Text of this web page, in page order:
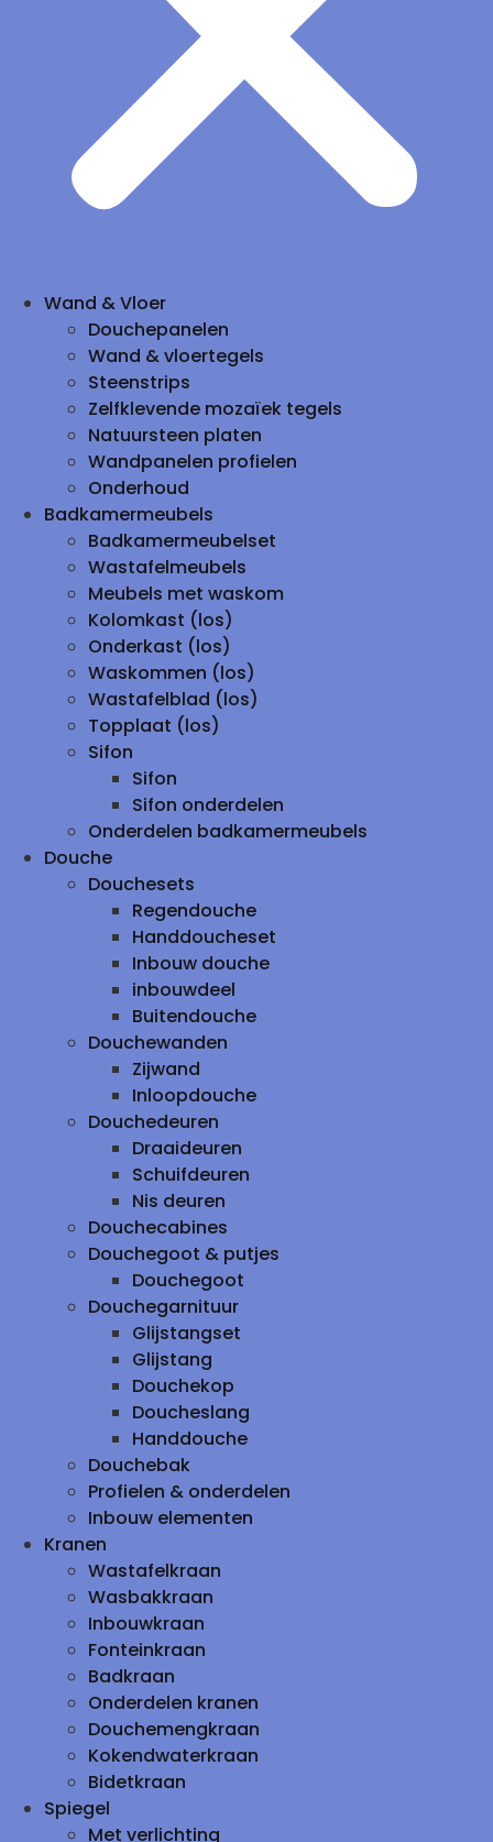
Wand & Vloer
Douchepanelen
Wand & vloertegels
Steenstrips
Zelfklevende mozaïek tegels
Natuursteen platen
Wandpanelen profielen
Onderhoud
Badkamermeubels
Badkamermeubelset
Wastafelmeubels
Meubels met waskom
Kolomkast (los)
Onderkast (los)
Waskommen (los)
Wastafelblad (los)
Topplaat (los)
Sifon
Sifon
Sifon onderdelen
Onderdelen badkamermeubels
Douche
Douchesets
Regendouche
Handdoucheset
Inbouw douche
inbouwdeel
Buitendouche
Douchewanden
Zijwand
Inloopdouche
Douchedeuren
Draaideuren
Schuifdeuren
Nis deuren
Douchecabines
Douchegoot & putjes
Douchegoot
Douchegarnituur
Glijstangset
Glijstang
Douchekop
Doucheslang
Handdouche
Douchebak
Profielen & onderdelen
Inbouw elementen
Kranen
Wastafelkraan
Wasbakkraan
Inbouwkraan
Fonteinkraan
Badkraan
Onderdelen kranen
Douchemengkraan
Kokendwaterkraan
Bidetkraan
Spiegel
Met verlichting